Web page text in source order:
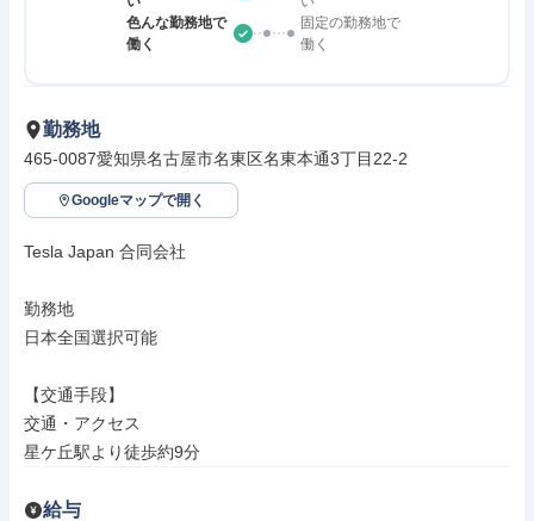
色んな勤務地で
働く
固定の勤務地で
働く
勤務地
465-0087愛知県名古屋市名東区名東本通3丁目22-2
Googleマップで開く
Tesla Japan 合同会社
勤務地
日本全国選択可能
【交通手段】
交通・アクセス
星ケ丘駅より徒歩約9分
給与